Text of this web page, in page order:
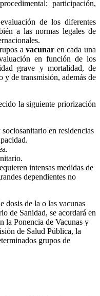
participación,
de los diferentes
a las normas legales de
avacunar en cada una
en función de los
grave y mortalidad, de
y de transmisión, además de
la siguiente priorización
en residencias
intensas medidas de
dependientes no
dosis de la o las vacunas
de Sanidad, se acordará en
la Ponencia de Vacunas y
de Salud Pública, la
grupos de